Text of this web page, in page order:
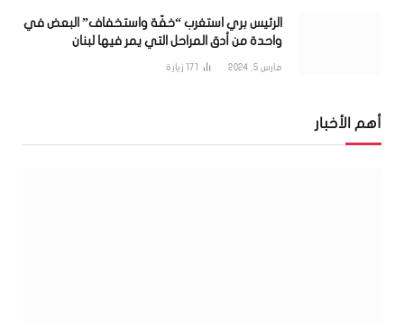
الرئيس بري استغرب “خفّة واستخفاف” البعض في
واحدة من أدق المراحل التي يمر فيها لبنان
مارس 5, 2024 171 زيارة
أهم الأخبار